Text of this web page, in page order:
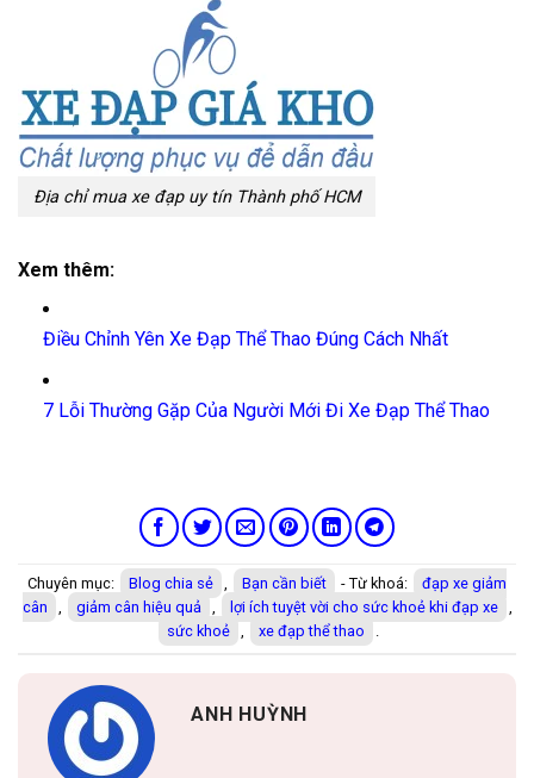
Địa chỉ mua xe đạp uy tín Thành phố HCM
Xem thêm:
Điều Chỉnh Yên Xe Đạp Thể Thao Đúng Cách Nhất
7 Lỗi Thường Gặp Của Người Mới Đi Xe Đạp Thể Thao
Chuyên mục: Blog chia sẻ , Bạn cần biết - Từ khoá:
đạp xe giảm
cân
, giảm cân hiệu quả , lợi ích tuyệt vời cho sức khoẻ khi đạp xe
,
sức khoẻ
, xe đạp thể thao .
ANH HUỲNH